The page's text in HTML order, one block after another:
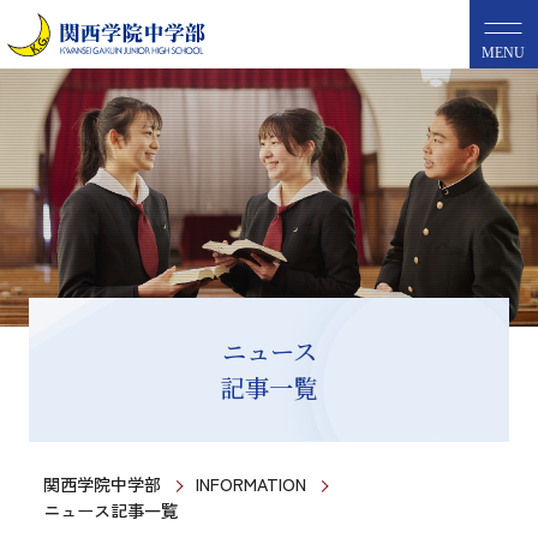
MENU
ニュース
記事一覧
関西学院中学部
INFORMATION
ニュース記事一覧